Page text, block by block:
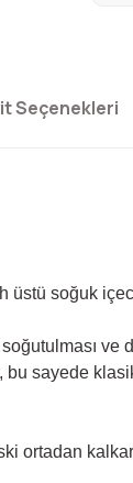
Seçenekleri
üstü soğuk
ve
sayede
ortadan